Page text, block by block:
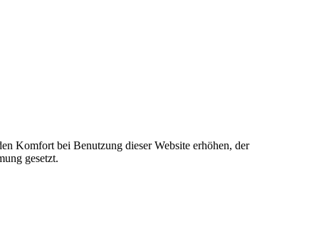
Komfort bei Benutzung dieser Website erhöhen, der
gesetzt.